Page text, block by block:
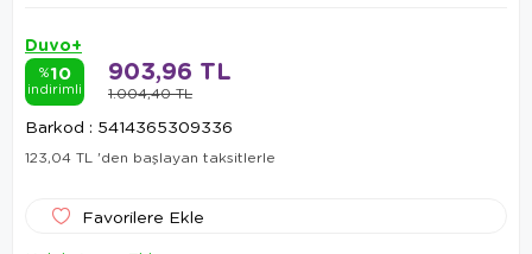
Duvo+
%10
indirimli 1.004,40 TL
903,96 TL
Barkod : 5414365309336
123,04 TL 'den başlayan taksitlerle
Favorilere Ekle